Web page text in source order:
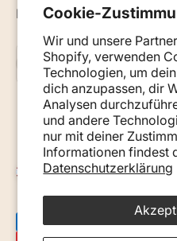
Cookie-
Wir und unsere
Shopify, verwenden
Technologien, um
dich anzupassen, dir
Analysen
und andere
nur mit deiner
Informationen findest
Datenschutzerklärung
Neuigkeiten, Ratschläge
E-Mail
Abonnieren
Österreich (EUR €)